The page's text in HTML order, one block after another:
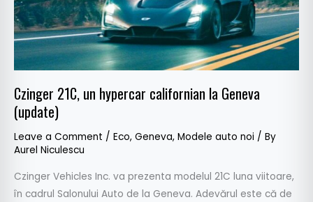
Czinger 21C, un hypercar californian la Geneva
(update)
Leave a Comment / Eco, Geneva, Modele auto noi / By
Aurel Niculescu
Czinger Vehicles Inc. va prezenta modelul 21C luna viitoare,
în cadrul Salonului Auto de la Geneva. Adevărul este că de
(update)